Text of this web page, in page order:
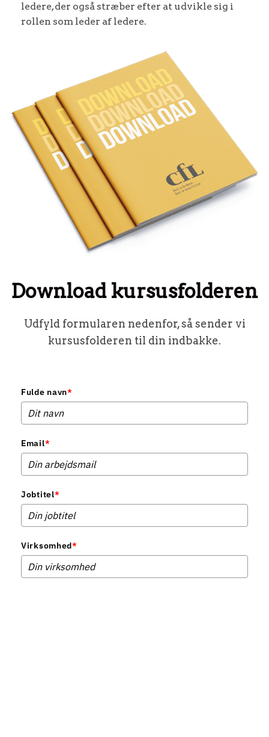
ledere, der også stræber efter at udvikle sig i
rollen som leder af ledere.
Download kursusfolderen
Udfyld formularen nedenfor, så sender vi
kursusfolderen til din indbakke.
Fulde navn*
Email*
Jobtitel*
Virksomhed*